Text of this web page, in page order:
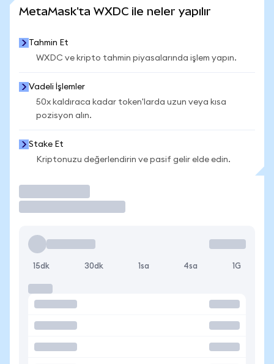
MetaMask'ta WXDC ile neler yapılır
Tahmin Et
WXDC ve kripto tahmin piyasalarında işlem yapın.
Vadeli İşlemler
50x kaldıraca kadar token'larda uzun veya kısa
pozisyon alın.
Stake Et
Kriptonuzu değerlendirin ve pasif gelir elde edin.
15dk 30dk 1sa 4sa 1G